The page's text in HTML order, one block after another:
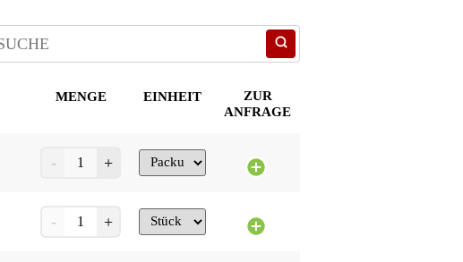
MENGE EINHEIT
ZUR
ANFRAGE